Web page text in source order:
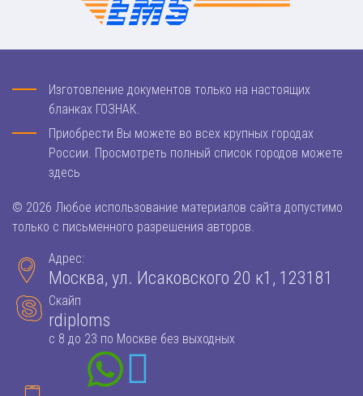
Изготовление документов только на настоящих
бланках ГОЗНАК.
Приобрести Вы можете во всех крупных городах
России. Просмотреть полный список городов можете
здесь
© 2026 Любое использование материалов сайта допустимо
только с письменного разрешения авторов.
Адрес:
Москва, ул. Исаковского 20 к1, 123181
Скайп
rdiploms
с 8 до 23 по Москве без выходных